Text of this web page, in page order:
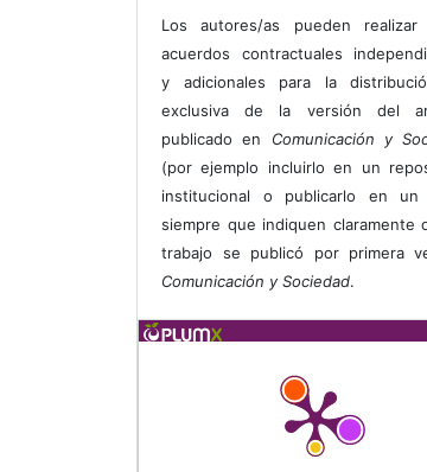
Los autores/as pueden realizar
acuerdos contractuales
y adicionales para la
exclusiva de la versión del
publicado en Comunicación y
(por ejemplo incluirlo en un
institucional o publicarlo en un
siempre que indiquen claramente
trabajo se publicó por primera
Comunicación y Sociedad.